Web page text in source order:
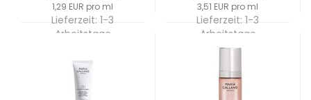
1,29 EUR pro ml
Lieferzeit: 1-3
Arbeitstage
3,51 EUR pro ml
Lieferzeit: 1-3
Arbeitstage